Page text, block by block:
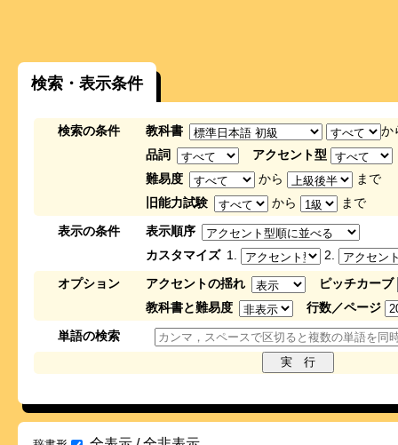
検索・表示条件
検索の条件 教科書
か
品詞
アクセント型
難易度
から
まで
旧能力試験
から
まで
表示の条件
表示順序
カスタマイズ 1.
2.
オプション
アクセントの揺れ
ピッチカーブ
教科書と難易度
行数／ページ
単語の検索